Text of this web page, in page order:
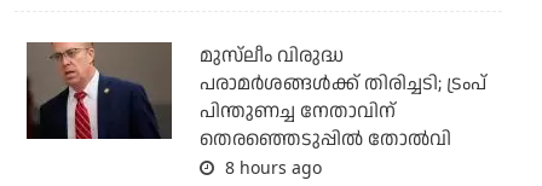
മുസ്‌ലീം വിരുദ്ധ
പരാമര്‍ശങ്ങള്‍ക്ക് തിരിച്ചടി; ട്രംപ്
പിന്തുണച്ച നേതാവിന്
തെരഞ്ഞെടുപ്പില്‍ തോല്‍വി
8 hours ago